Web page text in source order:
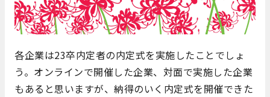
各企業は23卒内定者の内定式を実施したことでしょ
う。オンラインで開催した企業、対面で実施した企業
もあると思いますが、納得のいく内定式を開催できた